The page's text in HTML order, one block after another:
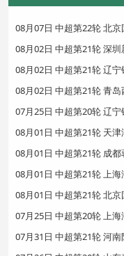
08月07日 中超第22轮 北
08月02日 中超第21轮 深
08月02日 中超第21轮 辽
08月02日 中超第21轮 青
07月25日 中超第20轮 辽
08月01日 中超第21轮 天
08月01日 中超第21轮 成
08月01日 中超第21轮 上
08月01日 中超第21轮 北
07月25日 中超第20轮 上
07月31日 中超第21轮 河